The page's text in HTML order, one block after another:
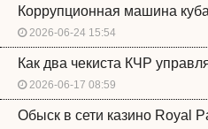
Коррупционная машина
2026-06-24 15:54
Как два чекиста КЧР
2026-06-17 08:59
Обыск в сети казино Royal